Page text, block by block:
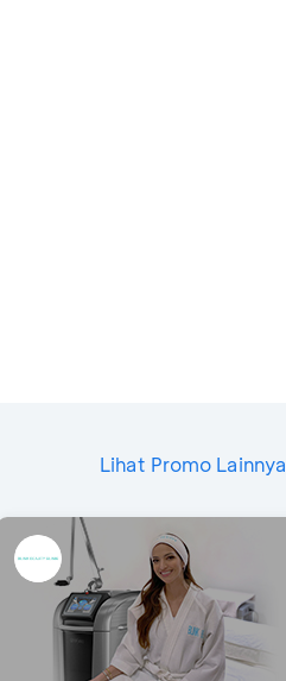
Lihat Promo Lainnya